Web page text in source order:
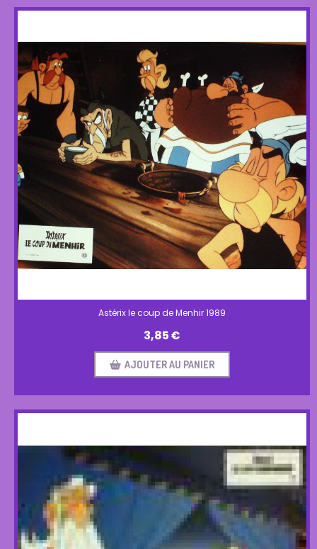
Astérix le coup de Menhir 1989
3,85€
AJOUTER AU PANIER